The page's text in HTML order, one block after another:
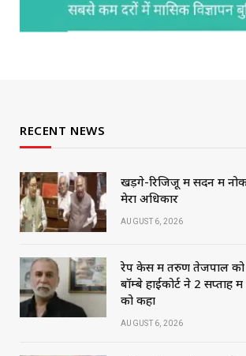
RECENT NEWS
खड़गे-रिजिजू में सदन में
मेरा अधिकार
AUGUST 6, 2026
रेप केस में तरुण तेजपाल को
बॉम्बे हाईकोर्ट ने 2
को कहा
AUGUST 6, 2026